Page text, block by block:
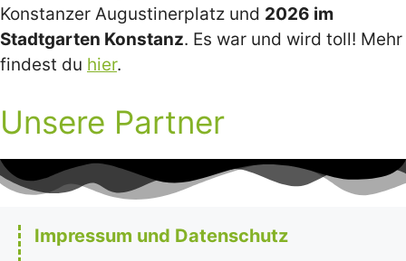
Konstanzer Augustinerplatz und 2026 im
Stadtgarten Konstanz. Es war und wird toll! Mehr
findest du hier.
Unsere Partner
Impressum und Datenschutz